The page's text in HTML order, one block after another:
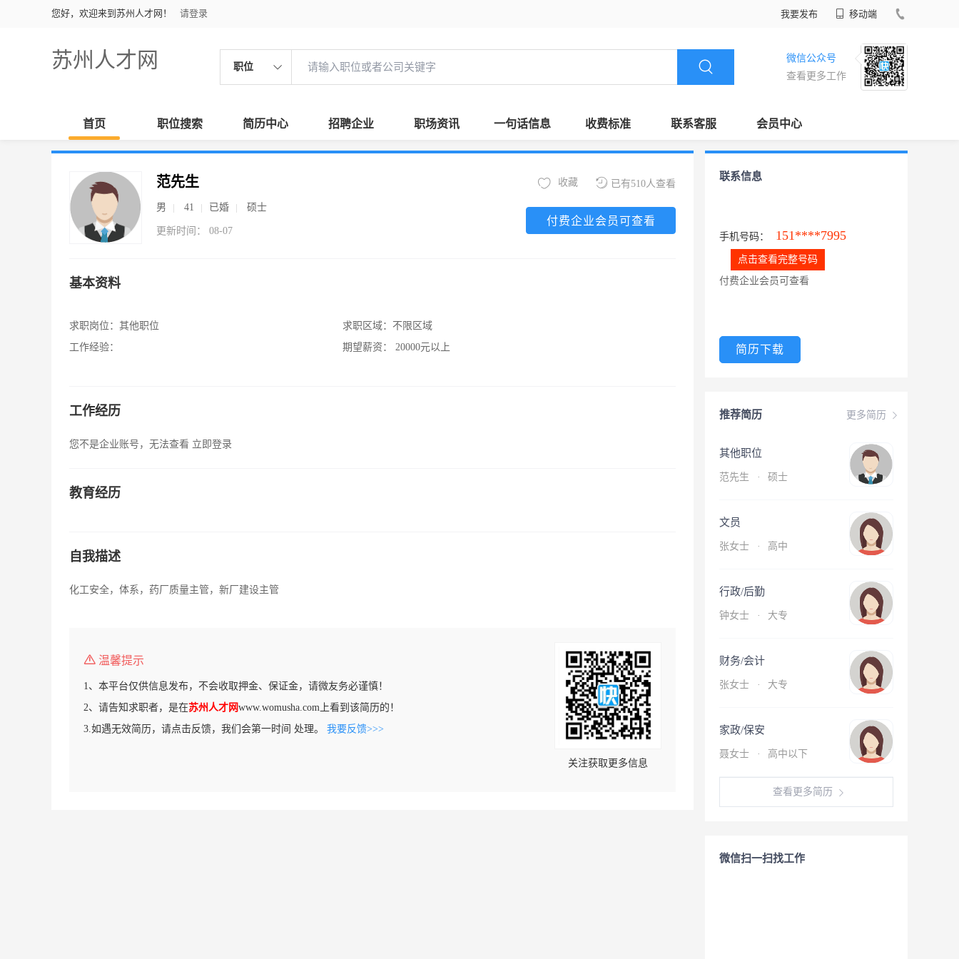
您好，欢迎来到苏州人才网！ 请登录 我要发布 移动端
苏州人才网 职位
微信公众号
查看更多工作
首页 职位搜索 简历中心 招聘企业 职场资讯 一句话信息 收费标准 联系客服 会员中心
范先生
男 41 已婚 硕士
更新时间： 08-07
已有510人查看
收藏
付费企业会员可查看
基本资料
求职岗位： 其他职位
工作经验：
求职区域： 不限区域
期望薪资：
20000元以上
工作经历
您不是企业账号，无法查看 立即登录
教育经历
自我描述
化工安全，体系，药厂质量主管，新厂建设主管
温馨提示
1、本平台仅供信息发布，不会收取押金、保证金，请微友务必谨慎！
2、请告知求职者，是在苏州人才网www.womusha.com上看到该简历的！
3.如遇无效简历，请点击反馈，我们会第一时间 处理。 我要反馈>>>
关注获取更多信息
联系信息
手机号码： 151****7995
点击查看完整号码
付费企业会员可查看
简历下载
更多简历
推荐简历
其他职位
范先生 · 硕士
文员
张女士 · 高中
行政/后勤
钟女士 · 大专
财务/会计
张女士 · 大专
家政/保安
聂女士 · 高中以下
查看更多简历
微信扫一扫找工作